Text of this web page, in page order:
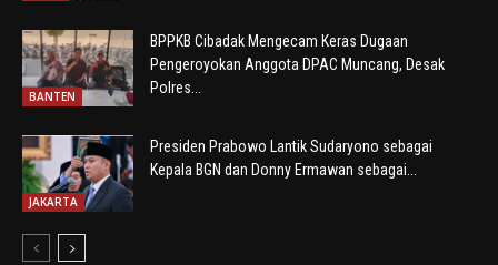
BANTEN
BPPKB Cibadak Mengecam Keras Dugaan
Pengeroyokan Anggota DPAC Muncang, Desak
Polres...
JAKARTA
Presiden Prabowo Lantik Sudaryono sebagai
Kepala BGN dan Donny Ermawan sebagai...